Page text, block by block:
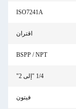
ISO7241A
اقتران
BSPP / NPT
1/4 "إلى 2"
فيتون